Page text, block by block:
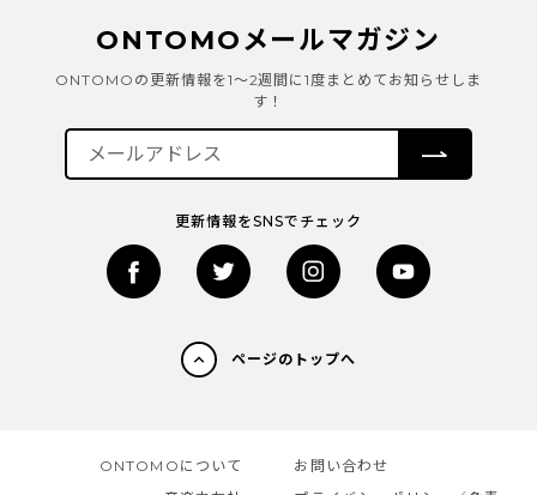
ONTOMOメールマガジン
ONTOMOの更新情報を1～2週間に1度まとめてお知らせしま
す！
更新情報をSNSでチェック
ページのトップへ
ONTOMOについて
お問い合わせ